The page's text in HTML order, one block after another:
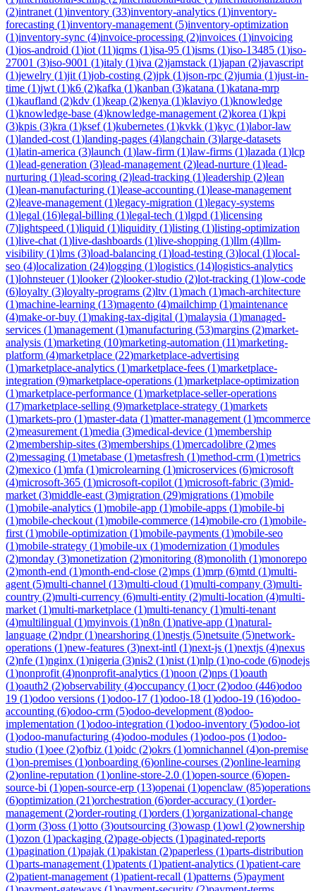
(2)intranet (1)inventory (33)inventory-analytics (1)inventory-
forecasting (1)inventory-management (5)inventory-optimization
(1)inventory-sync (4)invoice-processing (2)invoices (1)invoicing
(1)ios-android (1)iot (11)iqms (1)isa-95 (1)isms (1)iso-13485 (1)iso-
27001 (3)iso-9001 (1)italy (1)iva (2)jamstack (1)japan (2)javascript
(1)jewelry (1)jit (1)job-costing (2)jpk (1)json-rpc (2)jumia (1)just-in-
time (1)jwt (1)k6 (2)kafka (1)kanban (3)katana (1)katana-mrp
(1)kaufland (2)kdv (1)keap (2)kenya (1)klaviyo (1)knowledge
(1)knowledge-base (4)knowledge-management (2)korea (1)kpi
(3)kpis (3)kra (1)ksef(1)kubernetes (1)kvkk (1)kyc (1)labor-law
(1)landed-cost (1)landing-pages (4)langchain (3)large-datasets
(1)latin-america (3)launch (1)law-firm (1)law-firms (1)lazada (1)lcp
(1)lead-generation (3)lead-management (2)lead-nurture (1)lead-
nurturing (1)lead-scoring (2)lead-tracking (1)leadership (2)lean
(1)lean-manufacturing (1)lease-accounting (1)lease-management
(2)leave-management (1)legacy-migration (1)legacy-systems
(1)legal (16)legal-billing (1)legal-tech (1)lgpd (1)licensing
(7)lightspeed (1)liquid (1)liquidity (1)listing (1)listing-optimization
(1)live-chat (1)live-dashboards (1)live-shopping (1)llm (4)llm-
visibility (1)lms (3)load-balancing (1)load-testing (3)local (1)local-
seo (4)localization (24)logging (1)logistics (14)logistics-analytics
(1)lohnsteuer(1)looker(2)looker-studio (2)lot-tracking (1)low-code
(6)loyalty (3)loyalty-programs (2)ltv (1)mach (1)mach-architecture
(1)machine-learning (13)magento (4)mailchimp (1)maintenance
(4)make-or-buy (1)making-tax-digital (1)malaysia (1)managed-
services (1)management (1)manufacturing (53)margins (2)market-
analysis (1)marketing (10)marketing-automation (11)marketing-
platform (4)marketplace (22)marketplace-advertising
(1)marketplace-analytics (1)marketplace-fees (1)marketplace-
integration (9)marketplace-operations (1)marketplace-optimization
(1)marketplace-performance (1)marketplace-seller-operations
(17)marketplace-selling (9)marketplace-strategy (1)markets
(1)markets-pro (1)master-data (1)matter-management (1)mcommerce
(2)measurement (1)media (3)medical-device (1)membership
(2)membership-sites (3)memberships (1)mercadolibre (2)mes
(2)messaging (1)metabase (1)metasfresh (1)method-crm (1)metrics
(2)mexico (1)mfa (1)microlearning (1)microservices (6)microsoft
(4)microsoft-365 (1)microsoft-copilot (1)microsoft-fabric (3)mid-
market (3)middle-east (3)migration (29)migrations (1)mobile
(1)mobile-analytics (1)mobile-app (1)mobile-apps (1)mobile-bi
(1)mobile-checkout (1)mobile-commerce (14)mobile-cro (1)mobile-
first (1)mobile-optimization (1)mobile-payments (1)mobile-seo
(1)mobile-strategy (1)mobile-ux (1)modernization (1)modules
(2)monday (3)monetization (2)monitoring (8)monolith (1)monorepo
(2)month-end (1)month-end-close (2)mps (1)mrp (6)mtd (1)multi-
agent (5)multi-channel (13)multi-cloud (1)multi-company (3)multi-
country (2)multi-currency (6)multi-entity (2)multi-location (4)multi-
market (1)multi-marketplace (1)multi-tenancy (1)multi-tenant
(4)multilingual (1)myinvois (1)n8n (1)native-app (1)natural-
language (2)ndpr(1)nearshoring (1)nestjs (5)netsuite (5)network-
operations (1)new-features (3)next-intl (1)next-js (1)nextjs (4)nexus
(2)nfe (1)nginx (1)nigeria (3)nis2 (1)nist (1)nlp (1)no-code (6)nodejs
(1)nonprofit (4)nonprofit-analytics (1)noon (2)nps (1)oauth
(1)oauth2 (2)observability (4)occupancy (1)ocr(2)odoo (446)odoo
19 (1)odoo versions (1)odoo-17 (1)odoo-18 (1)odoo-19 (16)odoo-
accounting (6)odoo-crm (5)odoo-development (8)odoo-
implementation (1)odoo-integration (1)odoo-inventory (5)odoo-iot
(1)odoo-manufacturing (4)odoo-modules (1)odoo-pos (1)odoo-
studio (1)oee (2)ofbiz (1)oidc (2)okrs (1)omnichannel (4)on-premise
(1)on-premises (1)onboarding (6)online-courses (2)online-learning
(2)online-reputation (1)online-store-2.0 (1)open-source (6)open-
source-bi (1)open-source-erp (13)openai (1)openclaw (85)operations
(6)optimization (21)orchestration (6)order-accuracy (1)order-
management (2)order-routing (1)orders (1)organizational-change
(1)orm (3)oss (1)otto (3)outsourcing (3)owasp (1)owl (2)ownership
(1)ozon (1)packaging (2)page-objects (1)paginated-reports
(1)pagination (1)pajak (1)pakistan (2)paperless (1)parts-distribution
(1)parts-management (1)patents (1)patient-analytics (1)patient-care
(2)patient-management (1)patient-recall (1)patterns (5)payment